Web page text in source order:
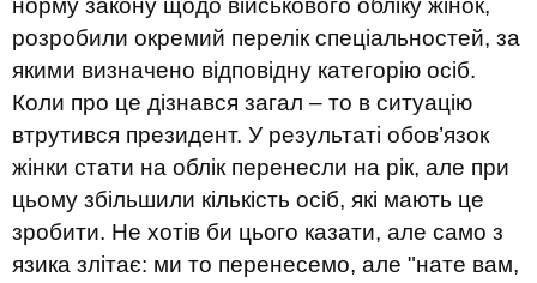
норму закону щодо військового обліку жінок,
розробили окремий перелік спеціальностей, за
якими визначено відповідну категорію осіб.
Коли про це дізнався загал – то в ситуацію
втрутився президент. У результаті обов’язок
жінки стати на облік перенесли на рік, але при
цьому збільшили кількість осіб, які мають це
зробити. Не хотів би цього казати, але само з
язика злітає: ми то перенесемо, але "нате вам,